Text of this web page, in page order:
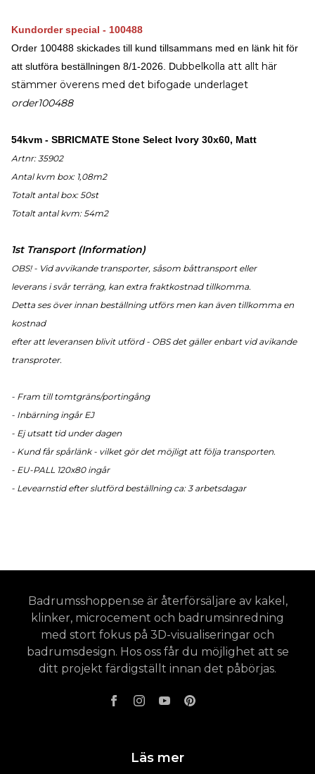
Kundorder special - 100488
Order 100488 skickades till kund tillsammans med en länk hit för
att slutföra beställningen 8/1-2026. Dubbelkolla att allt här
stämmer överens med det bifogade underlaget
order100488
54kvm - SBRICMATE Stone Select Ivory 30x60, Matt
Artnr: 35902
Antal kvm box: 1,08m2
Totalt antal box: 50st
Totalt antal kvm: 54m2
1st Transport (Information)
OBS! - Vid avvikande transporter, såsom båttransport eller
leverans i svår terräng, kan extra fraktkostnad tillkomma.
Detta ses över innan beställning utförs men kan även tillkomma en
kostnad
efter att leveransen blivit utförd - OBS det gäller enbart vid avikande
transproter.
- Fram till tomtgräns/portingång
- Inbärning ingår EJ
- Ej utsatt tid under dagen
- Kund får spårlänk - vilket gör det möjligt att följa transporten.
- EU-PALL 120x80 ingår
- Levearnstid efter slutförd beställning ca: 3 arbetsdagar
Badrumsshoppen.se är återförsäljare av kakel,
klinker, microcement och badrumsinredning
med stort fokus på 3D-visualiseringar och
badrumsdesign. Hos oss får du möjlighet att se
ditt projekt färdigställt innan det påbörjas.
Läs mer